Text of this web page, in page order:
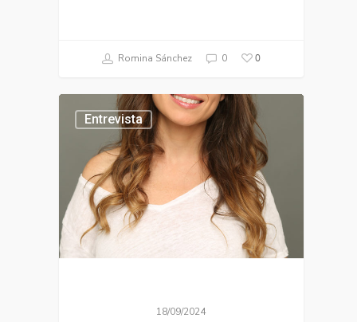
Romina Sánchez 0 0
Entrevista
18/09/2024